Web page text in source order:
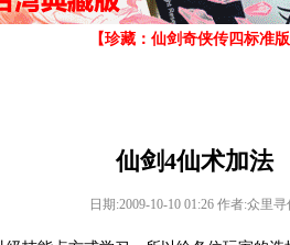
【珍藏：仙剑奇侠传四标准
仙剑4仙术加法
日期:2009-10-10 01:26 作者:众里寻